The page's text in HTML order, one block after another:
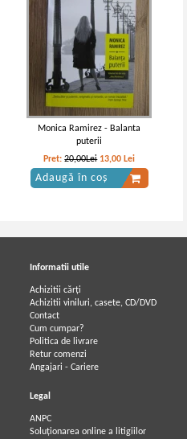
Monica Ramirez - Balanta
puterii
Pret:20,00Lei 13,00 Lei
Adaugă în coș
Informatii utile
Achizitii cărți
Achizitii viniluri, casete, CD/DVD
Contact
Cum cumpar?
Politica de livrare
Retur comenzi
Angajari - Cariere
Legal
ANPC
Soluționarea online a litigiilor